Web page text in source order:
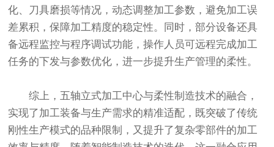
化、刀具磨损等情况，动态调整加工参数，避免加工误
差累积，保障加工精度的稳定性。同时，部分设备还具
备远程监控与程序调试功能，操作人员可远程完成加工
任务的下发与参数优化，进一步提升生产管理的柔性。
综上，五轴立式加工中心与柔性制造技术的融合，
实现了加工装备与生产需求的精准适配，既突破了传统
刚性生产模式的品种限制，又提升了复杂零部件的加工